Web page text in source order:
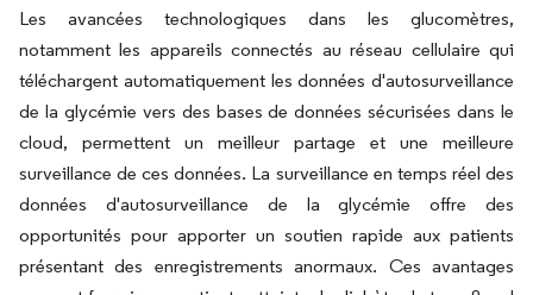
Les avancées technologiques dans les glucomètres,
notamment les appareils connectés au réseau cellulaire qui
téléchargent automatiquement les données d'autosurveillance
de la glycémie vers des bases de données sécurisées dans le
cloud, permettent un meilleur partage et une meilleure
surveillance de ces données. La surveillance en temps réel des
données d'autosurveillance de la glycémie offre des
opportunités pour apporter un soutien rapide aux patients
présentant des enregistrements anormaux. Ces avantages